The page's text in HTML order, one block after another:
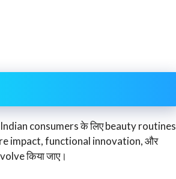
consumers के लिए beauty routines
impact, functional innovation, और
किया जाए।